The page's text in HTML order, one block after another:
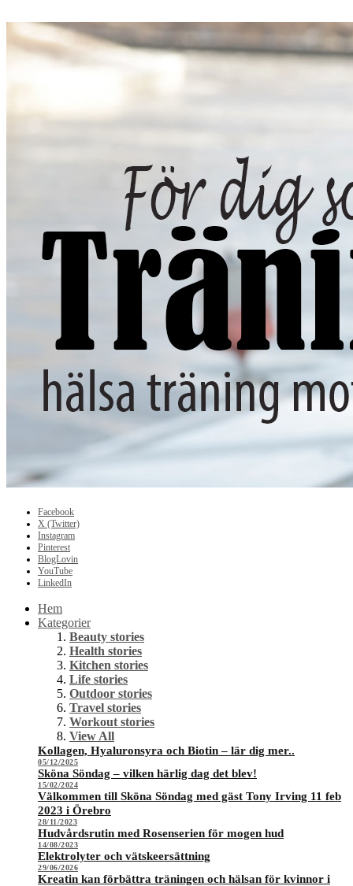
Facebook
X (Twitter)
Instagram
Pinterest
BlogLovin
YouTube
LinkedIn
Hem
Kategorier
Beauty stories
Health stories
Kitchen stories
Life stories
Outdoor stories
Travel stories
Workout stories
View All
Kollagen, Hyaluronsyra och Biotin – lär dig mer..
05/12/2025
Sköna Söndag – vilken härlig dag det blev!
15/02/2024
Välkommen till Sköna Söndag med gäst Tony Irving 11 feb
2023 i Örebro
28/11/2023
Hudvårdsrutin med Rosenserien för mogen hud
14/08/2023
Elektrolyter och vätskeersättning
29/06/2026
Kreatin kan förbättra träningen och hälsan för kvinnor i